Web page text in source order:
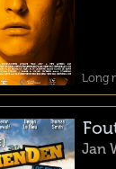
Long
Jan